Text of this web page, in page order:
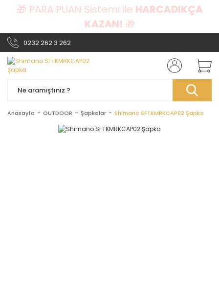
🎁 PARA PUAN Sistemi ile HARCADIKÇA
KAZAN! 🎁
0232 262 3 262
Anasayfa OUTDOOR Şapkalar Shimano SFTKMRKCAP02 Şapka